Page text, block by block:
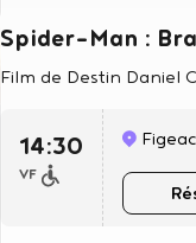
Spider-Man :
Film de Destin Daniel
14:30
VF